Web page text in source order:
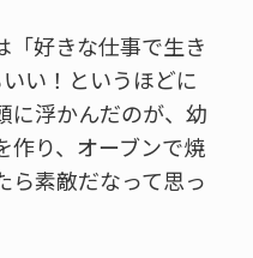
「好きな仕事で生き
い！というほどに
に浮かんだのが、幼
作り、オーブンで焼
素敵だなって思っ